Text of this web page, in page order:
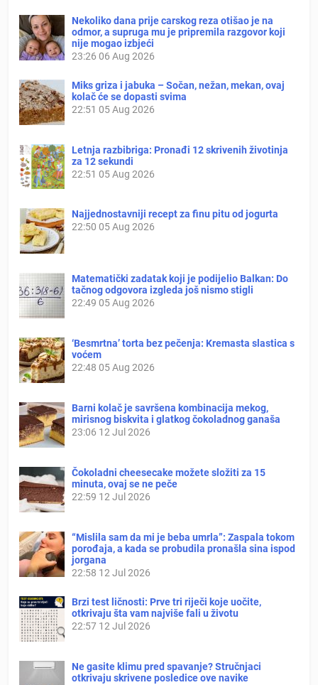
Nekoliko dana prije carskog reza otišao je na
odmor, a supruga mu je pripremila razgovor koji
nije mogao izbjeći
23:26 06 Aug 2026
Miks griza i jabuka – Sočan, nežan, mekan, ovaj
kolač će se dopasti svima
22:51 05 Aug 2026
Letnja razbibriga: Pronađi 12 skrivenih životinja
za 12 sekundi
22:51 05 Aug 2026
Najjednostavniji recept za finu pitu od jogurta
22:50 05 Aug 2026
Matematički zadatak koji je podijelio Balkan: Do
tačnog odgovora izgleda još nismo stigli
22:49 05 Aug 2026
‘Besmrtna’ torta bez pečenja: Kremasta slastica s
voćem
22:48 05 Aug 2026
Barni kolač je savršena kombinacija mekog,
mirisnog biskvita i glatkog čokoladnog ganaša
23:06 12 Jul 2026
Čokoladni cheesecake možete složiti za 15
minuta, ovaj se ne peče
22:59 12 Jul 2026
“Mislila sam da mi je beba umrla”: Zaspala tokom
porođaja, a kada se probudila pronašla sina ispod
jorgana
22:58 12 Jul 2026
Brzi test ličnosti: Prve tri riječi koje uočite,
otkrivaju šta vam najviše fali u životu
22:57 12 Jul 2026
Ne gasite klimu pred spavanje? Stručnjaci
otkrivaju skrivene posledice ove navike